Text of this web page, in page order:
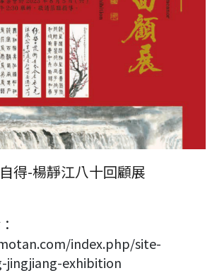
得-楊靜江八十回顧展
index.php/site-
jingjiang-exhibition